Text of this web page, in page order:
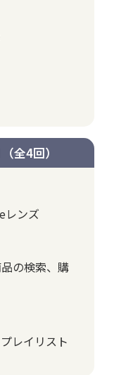
（全4回）
レンズ
の検索、購
レイリスト